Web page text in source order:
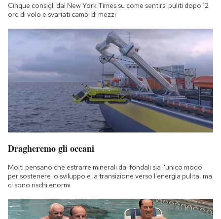
Hai bisogno di aiuto?
Cinque consigli dal New York Times su come sentirsi puliti dopo 12
ore di volo e svariati cambi di mezzi
Dragheremo gli oceani
Molti pensano che estrarre minerali dai fondali sia l'unico modo
per sostenere lo sviluppo e la transizione verso l'energia pulita, ma
ci sono rischi enormi